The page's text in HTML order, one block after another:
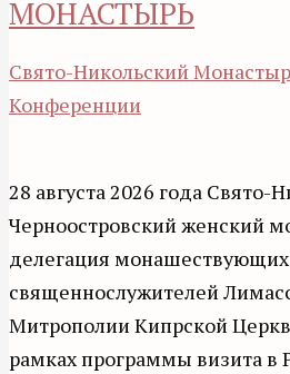
МОНАСТЫРЬ
Свято-Никольский
Конференции
28 августа 2026 года Свято-
Черноостровский женский
делегация
священнослужителей
Митрополии Кипрской
рамках программы визита в